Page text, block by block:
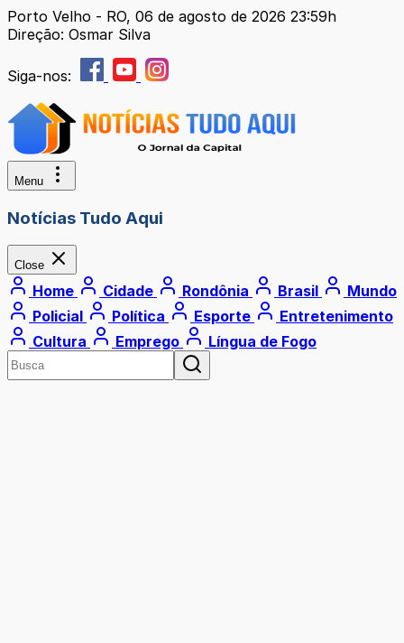
Porto Velho - RO, 06 de agosto de 2026 23:59h
Direção: Osmar Silva
Siga-nos:
Menu
Notícias Tudo Aqui
Close
Home Cidade Rondônia Brasil
Mundo
Policial
Política Esporte
Entretenimento
Cultura
Emprego Língua de Fogo